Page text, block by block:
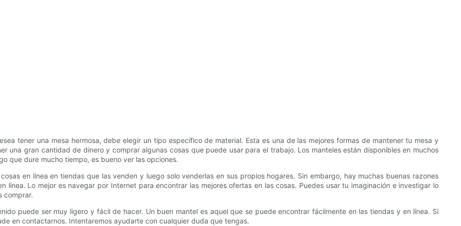
tener una mesa hermosa, debe elegir un tipo específico de material. Esta es una de las mejores formas de mantener tu mesa y
una gran cantidad de dinero y comprar algunas cosas que puede usar para el trabajo. Los manteles están disponibles en muchos
que dure mucho tiempo, es bueno ver las opciones.
en línea en tiendas que las venden y luego solo venderlas en sus propios hogares. Sin embargo, hay muchas buenas razones
línea. Lo mejor es navegar por Internet para encontrar las mejores ofertas en las cosas. Puedes usar tu imaginación e investigar lo
comprar.
puede ser muy ligero y fácil de hacer. Un buen mantel es aquel que se puede encontrar fácilmente en las tiendas y en línea. Si
en contactarnos. Intentaremos ayudarte con cualquier duda que tengas.